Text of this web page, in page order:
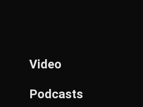
Video
Podcasts